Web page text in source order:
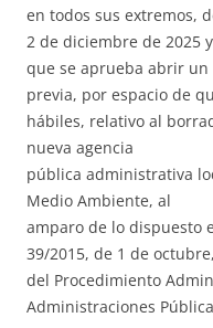
en todos sus extremos,
2 de diciembre de 2025
que se aprueba abrir
previa, por espacio de
hábiles, relativo al
nueva agencia
pública administrativa
Medio Ambiente, al
amparo de lo dispuesto
39/2015, de 1 de octubre,
del Procedimiento
Administraciones